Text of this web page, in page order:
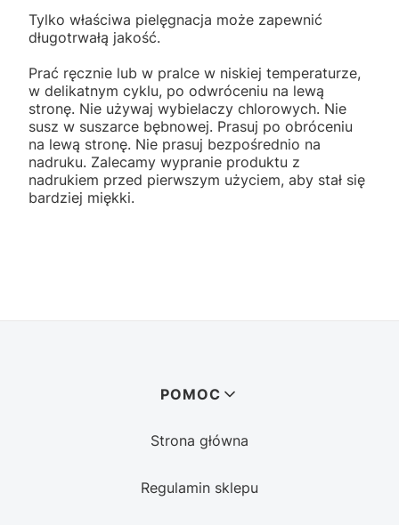
Tylko właściwa pielęgnacja może zapewnić
długotrwałą jakość.
Prać ręcznie lub w pralce w niskiej temperaturze,
w delikatnym cyklu, po odwróceniu na lewą
stronę. Nie używaj wybielaczy chlorowych. Nie
susz w suszarce bębnowej. Prasuj po obróceniu
na lewą stronę. Nie prasuj bezpośrednio na
nadruku. Zalecamy wypranie produktu z
nadrukiem przed pierwszym użyciem, aby stał się
bardziej miękki.
POMOC
Strona główna
Regulamin sklepu